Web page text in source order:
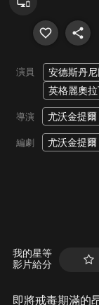
演員 安德斯丹
英格麗奧
導演 尤沃金提爾
編劇 尤沃金提爾
我的星等
影片給分
即將戒毒期滿的